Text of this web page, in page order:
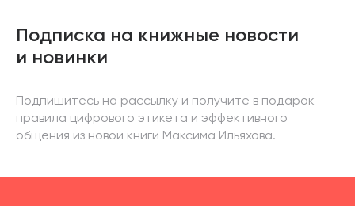
Подписка на книжные новости
и новинки
Подпишитесь на рассылку и получите в подарок
правила цифрового этикета и эффективного
общения из новой книги Максима Ильяхова.